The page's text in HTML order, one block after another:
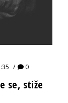
0
se, stiže